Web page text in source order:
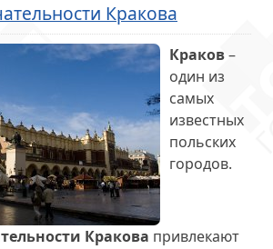
Кракова
Краков–
один из
самых
известных
польских
городов.
Кракова привлекают